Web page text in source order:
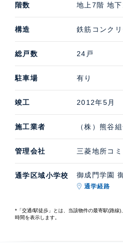
階数 地上7階 地下
構造 鉄筋コンク
総戸数 24戸
駐車場 有り
竣工 2012年5月
施工業者 （株）熊谷
管理会社 三菱地所コ
通学区域小学校 御成門学園
通学経路
*「交通/駅徒歩」とは、当該物件の最寄駅(路線
時間を表示します。